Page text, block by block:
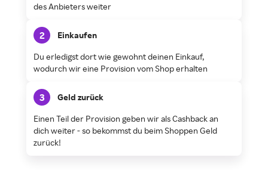
des Anbieters weiter
2 Einkaufen
Du erledigst dort wie gewohnt deinen Einkauf,
wodurch wir eine Provision vom Shop erhalten
3 Geld zurück
Einen Teil der Provision geben wir als Cashback an
dich weiter - so bekommst du beim Shoppen Geld
zurück!